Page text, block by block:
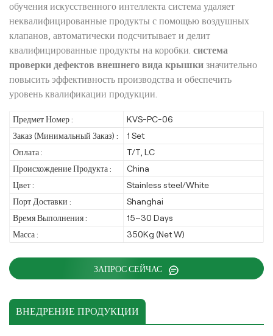
обучения искусственного интеллекта система удаляет
неквалифицированные продукты с помощью воздушных
клапанов, автоматически подсчитывает и делит
квалифицированные продукты на коробки. система
проверки дефектов внешнего вида крышки значительно
повысить эффективность производства и обеспечить
уровень квалификации продукции.
Предмет Номер :
KVS-PC-06
Заказ (Минимальный Заказ) :
1 Set
Оплата :
T/T, LC
Происхождение Продукта :
China
Цвет :
Stainless steel/White
Порт Доставки :
Shanghai
Время Выполнения :
15~30 Days
Масса :
350Kg (Net W)
ЗАПРОС СЕЙЧАС
ВНЕДРЕНИЕ ПРОДУКЦИИ